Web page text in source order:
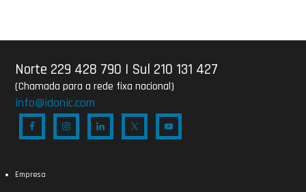
Norte 229 428 790 | Sul 210 131 427
(Chamada para a rede fixa nacional)
info@idonic.com
Empresa